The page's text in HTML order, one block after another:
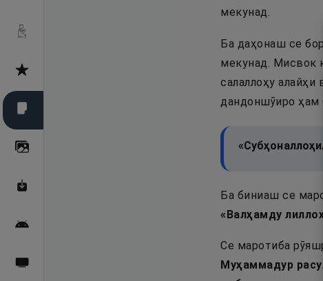
мекунад.
Ба даҳонаш се
мекунад. Мисвок
салаллоҳу
дандоншӯиро ҳам
Ба биниаш се
«Валҳамду
Се маротиба
Муҳаммадур